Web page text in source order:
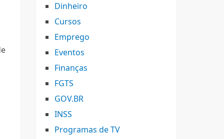
Dinheiro
Cursos
Emprego
Eventos
Finanças
FGTS
GOV.BR
INSS
Programas de TV